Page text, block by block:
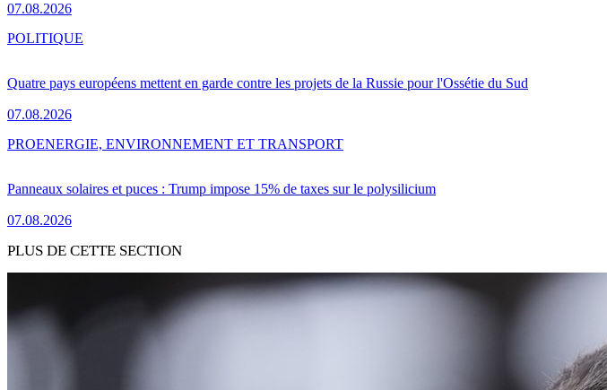
07.08.2026
Quatre pays européens mettent en garde contre les projets de la Russie pour l'Ossétie du Sud
07.08.2026
POLITIQUE
Panneaux solaires et puces : Trump impose 15% de taxes sur le polysilicium
07.08.2026
PROENERGIE, ENVIRONNEMENT ET TRANSPORT
PLUS DE CETTE SECTION